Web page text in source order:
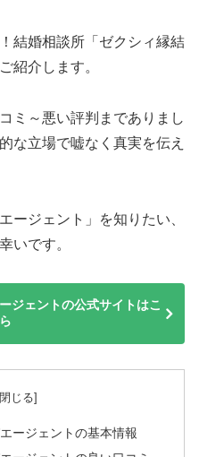
結婚相談所「ゼクシィ縁結
紹介します。
ミ～悪い評判までありまし
な立場で嘘なく真実を伝え
ージェント」を知りたい、
いです。
ジェントの公式サイトはこ
ージェントの基本情報